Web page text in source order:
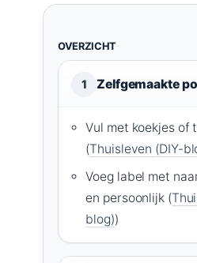
OVERZICHT
1 Zelfgemaakte
Vul met koekjes of
(Thuisleven (DIY-
Voeg label met
en persoonlijk (
blog))